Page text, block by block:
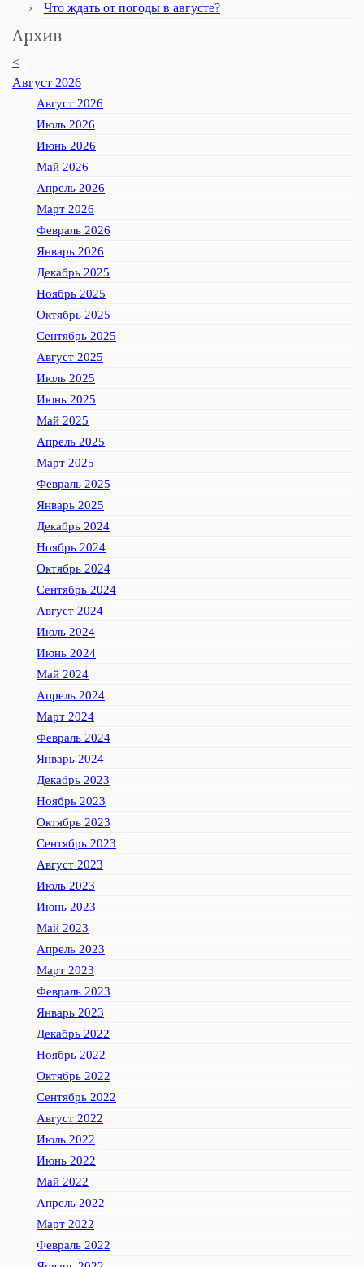
Что ждать от погоды в августе?
Архив
<
Август 2026
Август 2026
Июль 2026
Июнь 2026
Май 2026
Апрель 2026
Март 2026
Февраль 2026
Январь 2026
Декабрь 2025
Ноябрь 2025
Октябрь 2025
Сентябрь 2025
Август 2025
Июль 2025
Июнь 2025
Май 2025
Апрель 2025
Март 2025
Февраль 2025
Январь 2025
Декабрь 2024
Ноябрь 2024
Октябрь 2024
Сентябрь 2024
Август 2024
Июль 2024
Июнь 2024
Май 2024
Апрель 2024
Март 2024
Февраль 2024
Январь 2024
Декабрь 2023
Ноябрь 2023
Октябрь 2023
Сентябрь 2023
Август 2023
Июль 2023
Июнь 2023
Май 2023
Апрель 2023
Март 2023
Февраль 2023
Январь 2023
Декабрь 2022
Ноябрь 2022
Октябрь 2022
Сентябрь 2022
Август 2022
Июль 2022
Июнь 2022
Май 2022
Апрель 2022
Март 2022
Февраль 2022